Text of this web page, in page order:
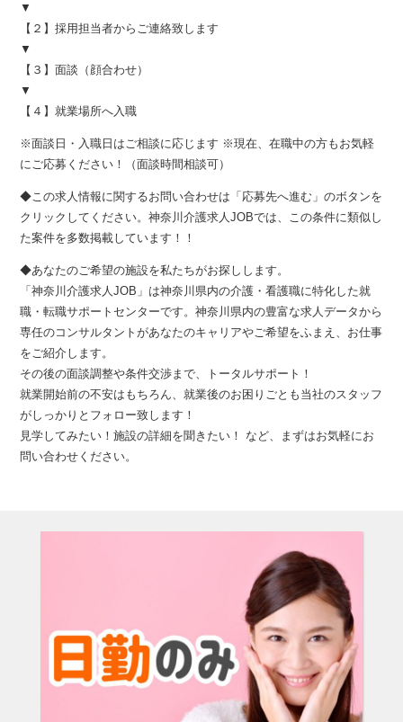
▼
【２】採用担当者からご連絡致します
▼
【３】面談（顔合わせ）
▼
【４】就業場所へ入職
※面談日・入職日はご相談に応じます ※現在、在職中の方もお気軽
にご応募ください！（面談時間相談可）
◆この求人情報に関するお問い合わせは「応募先へ進む」のボタンを
クリックしてください。神奈川介護求人JOBでは、この条件に類似し
た案件を多数掲載しています！！
◆あなたのご希望の施設を私たちがお探しします。
「神奈川介護求人JOB」は神奈川県内の介護・看護職に特化した就
職・転職サポートセンターです。神奈川県内の豊富な求人データから
専任のコンサルタントがあなたのキャリアやご希望をふまえ、お仕事
をご紹介します。
その後の面談調整や条件交渉まで、トータルサポート！
就業開始前の不安はもちろん、就業後のお困りごとも当社のスタッフ
がしっかりとフォロー致します！
見学してみたい！施設の詳細を聞きたい！ など、まずはお気軽にお
問い合わせください。